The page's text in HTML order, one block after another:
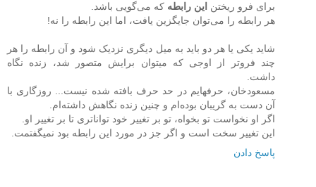
برای فرو ریختن این رابطه که می‌گویی باشد.
هر رابطه را می‌توان جایگزین یافت، اما این رابطه را نه!
شاید یکی یا هر دو باید به میل دیگری نزدیک شود و آن رابطه را هر
چند فروتر از اوجی که میتوان برایش متصور شد، زنده نگاه
داشت.
مسعودخان، حرفهایم در حد حرف بافته شده نیست... روزگاری با
آن دست به گریبان بوده‌ام و چنین زنده نگاهش داشته‌ام.
اگر او نخواست تو بخواه، تو بر تغییر خود تواناتری تا بر تغییر او.
این تغییر سخت است و اگر جز در مورد این رابطه بود نمیگفتمت.
پاسخ دادن